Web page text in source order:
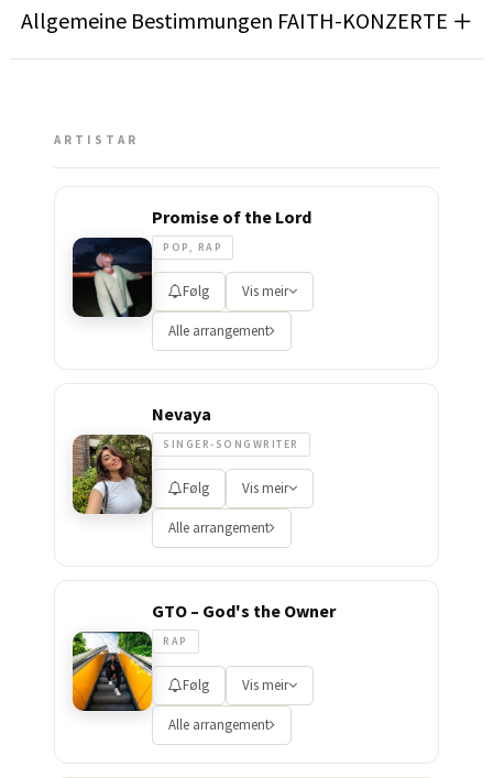
Allgemeine Bestimmungen FAITH-KONZERTE
ARTISTAR
Promise of the Lord
POP, RAP
Følg Vis meir
Alle arrangement
Nevaya
SINGER-SONGWRITER
Følg Vis meir
Alle arrangement
GTO – God's the Owner
RAP
Følg Vis meir
Alle arrangement